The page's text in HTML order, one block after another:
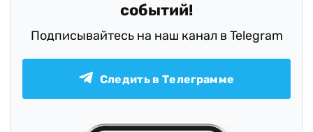
событий!
Подписывайтесь на наш канал в Telegram
Следить в Телеграмме